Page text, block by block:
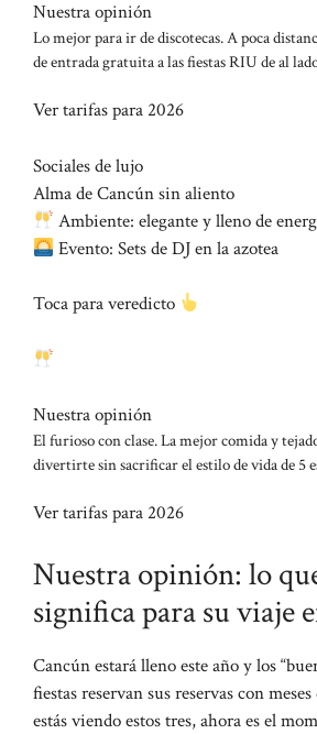
Nuestra opinión
Lo mejor para ir de discotecas. A poca
de entrada gratuita a las fiestas RIU de al
Ver tarifas para 2026
Sociales de lujo
Alma de Cancún sin aliento
Ambiente: elegante y lleno de
Evento: Sets de DJ en la azotea
Toca para veredicto
Nuestra opinión
El furioso con clase. La mejor comida y
divertirte sin sacrificar el estilo de vida de 5
Ver tarifas para 2026
Nuestra opinión: lo
significa para su viaje
Cancún estará lleno este año y los
fiestas reservan sus reservas con
estás viendo estos tres, ahora es el